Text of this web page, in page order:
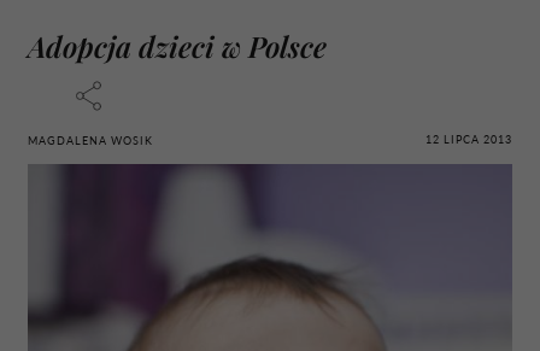
Adopcja dzieci w Polsce
MAGDALENA WOSIK 12 LIPCA 2013